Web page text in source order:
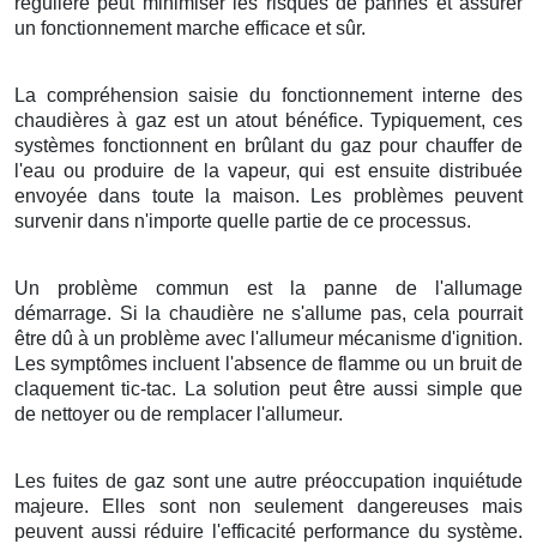
un fonctionnement marche efficace et sûr.
La compréhension saisie du fonctionnement interne des
chaudières à gaz est un atout bénéfice. Typiquement, ces
systèmes fonctionnent en brûlant du gaz pour chauffer de
l'eau ou produire de la vapeur, qui est ensuite distribuée
envoyée dans toute la maison. Les problèmes peuvent
survenir dans n'importe quelle partie de ce processus.
Un problème commun est la panne de l'allumage
démarrage. Si la chaudière ne s'allume pas, cela pourrait
être dû à un problème avec l'allumeur mécanisme d'ignition.
Les symptômes incluent l'absence de flamme ou un bruit de
claquement tic-tac. La solution peut être aussi simple que
de nettoyer ou de remplacer l'allumeur.
Les fuites de gaz sont une autre préoccupation inquiétude
majeure. Elles sont non seulement dangereuses mais
peuvent aussi réduire l'efficacité performance du système.